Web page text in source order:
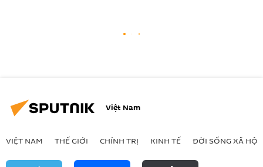
Việt Nam
VIỆT NAM THẾ GIỚI CHÍNH TRỊ KINH TẾ ĐỜI SỐNG XÃ HỘI